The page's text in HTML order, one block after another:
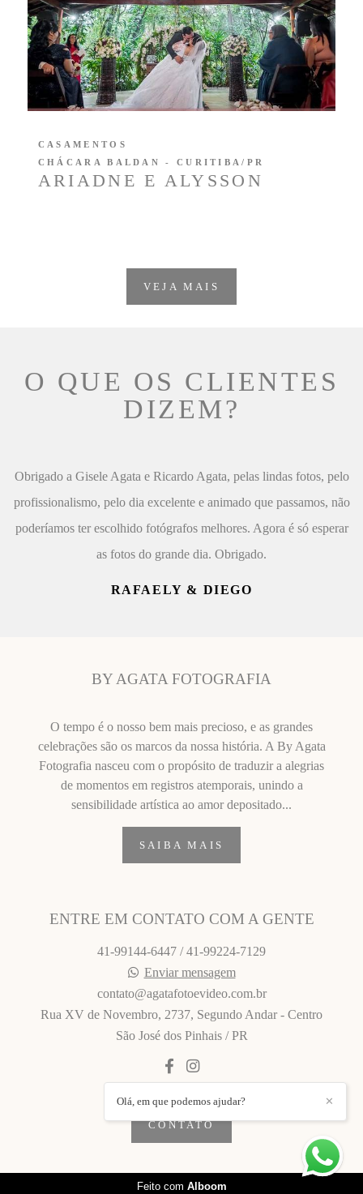
ARIADNE E ALYSSON
CASAMENTOS
CHÁCARA BALDAN - CURITIBA/PR
VEJA MAIS
O QUE OS CLIENTES
DIZEM?
Obrigado a Gisele Agata e Ricardo Agata, pelas lindas fotos, pelo
profissionalismo, pelo dia excelente e animado que passamos, não
poderíamos ter escolhido fotógrafos melhores. Agora é só esperar
as fotos do grande dia. Obrigado.
RAFAELY & DIEGO
BY AGATA FOTOGRAFIA
O tempo é o nosso bem mais precioso, e as grandes
celebrações são os marcos da nossa história. A By Agata
Fotografia nasceu com o propósito de traduzir a alegrias
de momentos em registros atemporais, unindo a
sensibilidade artística ao amor depositado...
SAIBA MAIS
ENTRE EM CONTATO COM A GENTE
41-99144-6447 / 41-99224-7129
Enviar mensagem
contato@agatafotoevideo.com.br
Rua XV de Novembro, 2737, Segundo Andar - Centro
São José dos Pinhais / PR
CONTATO
✕
Olá, em que podemos ajudar?
Feito com Alboom